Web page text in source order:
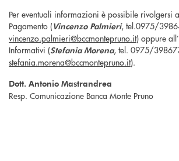
Per eventuali informazioni è possibile rivolgersi
Pagamento (Vincenzo Palmieri, tel.0975/
vincenzo.palmieri@bccmontepruno.it) oppure
Informativi (Stefania Morena, tel. 0975/
stefania.morena@bccmontepruno.it).
Dott. Antonio Mastrandrea
Resp. Comunicazione Banca Monte Pruno